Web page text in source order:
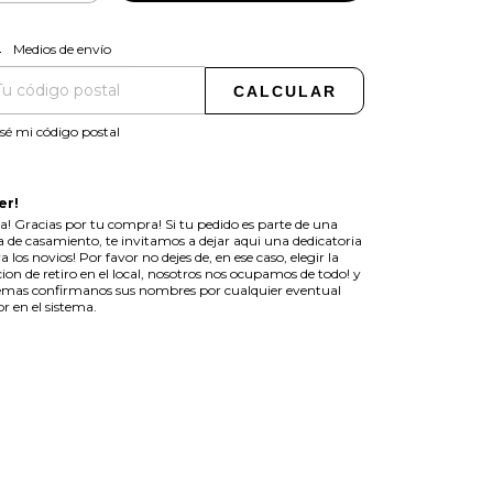
para el CP:
Medios de envío
CALCULAR
mi código postal
Gracias por tu compra! Si tu pedido es parte de una
de casamiento, te invitamos a dejar aqui una dedicatoria
los novios! Por favor no dejes de, en ese caso, elegir la
de retiro en el local, nosotros nos ocupamos de todo! y
confirmanos sus nombres por cualquier eventual
en el sistema.